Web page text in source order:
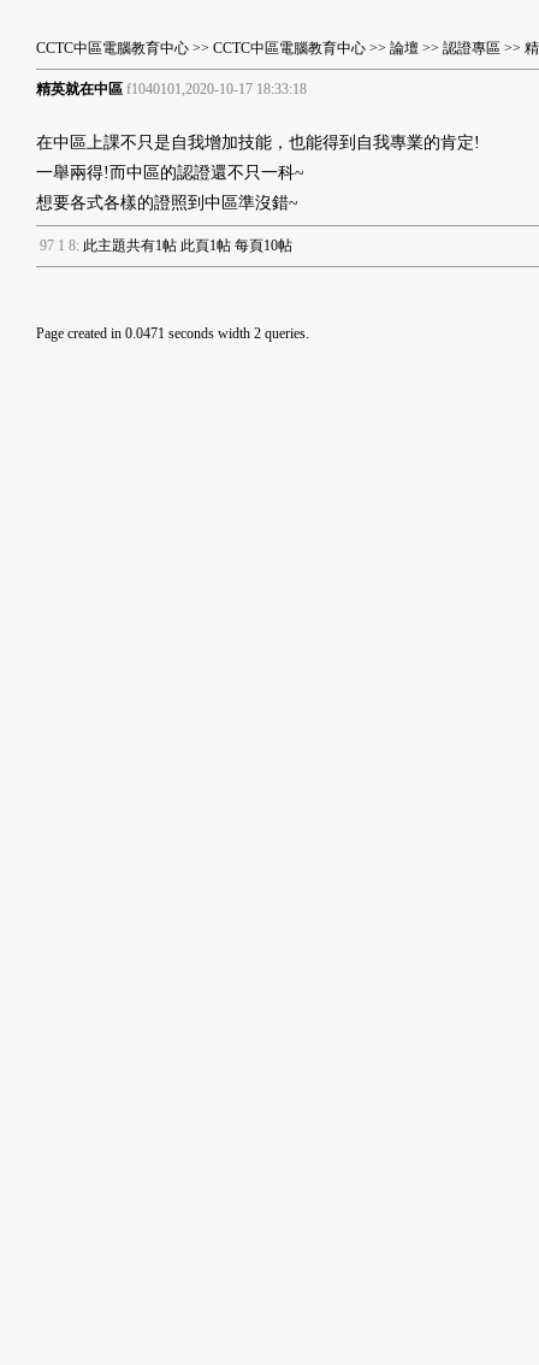
CCTC中區電腦教育中心 >> CCTC中區電腦教育中心 >> 論壇 >> 認證專區 >>
精英就在中區 f1040101,2020-10-17 18:33:18
在中區上課不只是自我增加技能，也能得到自我專業的肯定!
一舉兩得!而中區的認證還不只一科~
想要各式各樣的證照到中區準沒錯~
97 1 8: 此主題共有1帖 此頁1帖 每頁10帖
Page created in 0.0471 seconds width 2 queries.